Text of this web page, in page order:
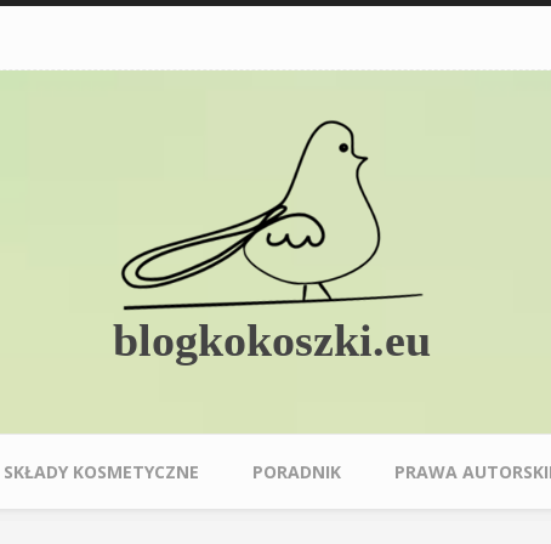
blogkokoszki.eu
SKŁADY KOSMETYCZNE PORADNIK PRAWA